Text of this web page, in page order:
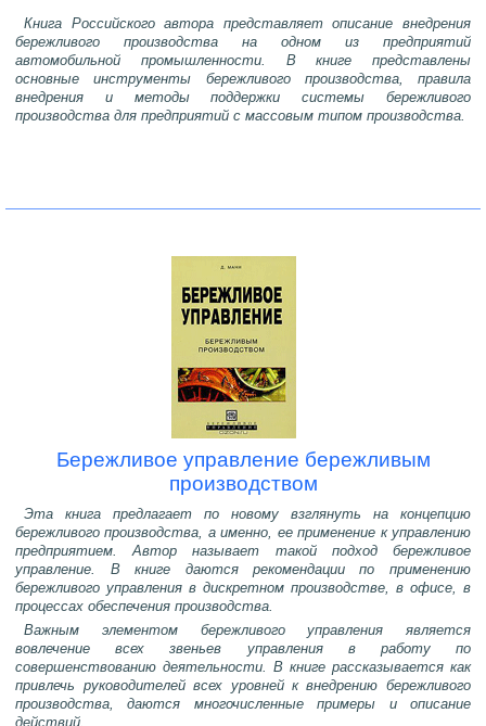
Книга Российского автора представляет описание внедрения
бережливого производства на одном из предприятий
автомобильной промышленности. В книге представлены
основные инструменты бережливого производства, правила
внедрения и методы поддержки системы бережливого
производства для предприятий с массовым типом производства.
Бережливое управление бережливым
производством
Эта книга предлагает по новому взглянуть на концепцию
бережливого производства, а именно, ее применение к управлению
предприятием. Автор называет такой подход бережливое
управление. В книге даются рекомендации по применению
бережливого управления в дискретном производстве, в офисе, в
процессах обеспечения производства.
Важным элементом бережливого управления является
вовлечение всех звеньев управления в работу по
совершенствованию деятельности. В книге рассказывается как
привлечь руководителей всех уровней к внедрению бережливого
производства, даются многочисленные примеры и описание
действий.